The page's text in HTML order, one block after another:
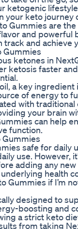
ketogenic
your keto journey
Gummies are
and powerful
track and achieve
Gummies
ketones in
ketosis faster
a key
of energy to
with
your brain
can help
function.
Gummies
safe for daily
use. However,
adding any
health
Gummies if I’m
designed to
boosting and
a strict keto
from taking